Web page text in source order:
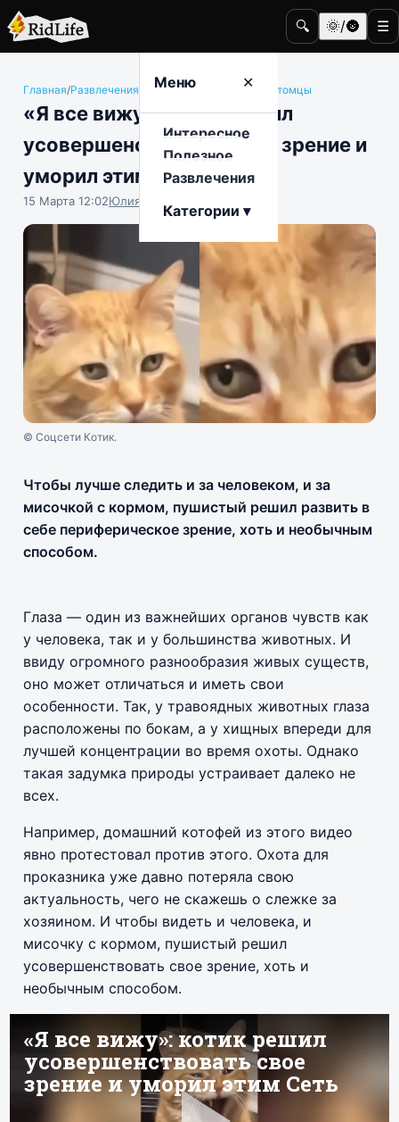
🔍 🌞/🌚 ☰
Меню ✕
Интересное
Полезное
Развлечения
Категории ▾
Главная/Развлечения Животные и домашние питомцы
«Я все вижу»: котик решил
усовершенствовать свое зрение и
уморил этим Сеть
15 Марта 12:02Юлия Крофто
© Соцсети Котик.
Чтобы лучше следить и за человеком, и за
мисочкой с кормом, пушистый решил развить в
себе периферическое зрение, хоть и необычным
способом.
Глаза — один из важнейших органов чувств как
у человека, так и у большинства животных. И
ввиду огромного разнообразия живых существ,
оно может отличаться и иметь свои
особенности. Так, у травоядных животных глаза
расположены по бокам, а у хищных впереди для
лучшей концентрации во время охоты. Однако
такая задумка природы устраивает далеко не
всех.
Например, домашний котофей из этого видео
явно протестовал против этого. Охота для
проказника уже давно потеряла свою
актуальность, чего не скажешь о слежке за
хозяином. И чтобы видеть и человека, и
мисочку с кормом, пушистый решил
усовершенствовать свое зрение, хоть и
необычным способом.